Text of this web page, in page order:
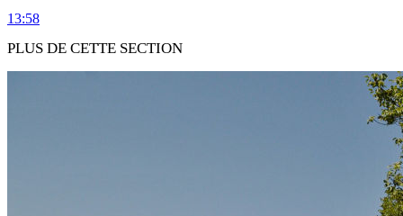
13:58
PLUS DE CETTE SECTION